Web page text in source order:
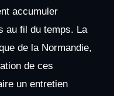
accumuler
au fil du temps. La
de la Normandie,
de ces
un entretien